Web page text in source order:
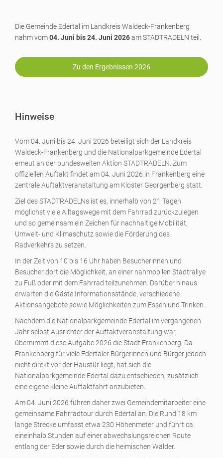
Die Gemeinde Edertal im Landkreis Waldeck-Frankenberg
nahm vom04. Juni bis 24. Juni 2026am STADTRADELN teil.
Zu den Ergebnissen 2026
Hinweise
Vom 04. Juni bis 24. Juni 2026 beteiligt sich der Landkreis
Waldeck-Frankenberg und die Nationalparkgemeinde Edertal
erneut an der bundesweiten Aktion STADTRADELN. Zum
offiziellen Auftakt findet am 04. Juni 2026 in Frankenberg eine
zentrale Auftaktveranstaltung am Kloster Georgenberg statt.
Ziel des STADTRADELNs ist es, innerhalb von 21 Tagen
möglichst viele Alltagswege mit dem Fahrrad zurückzulegen
und so gemeinsam ein Zeichen für nachhaltige Mobilität,
Umwelt- und Klimaschutz sowie die Förderung des
Radverkehrs zu setzen.
In der Zeit von 10 bis 16 Uhr haben Besucherinnen und
Besucher dort die Möglichkeit, an einer nahmobilen Stadtrallye
zu Fuß oder mit dem Fahrrad teilzunehmen. Darüber hinaus
erwarten die Gäste Informationsstände, verschiedene
Aktionsangebote sowie Möglichkeiten zum Essen und Trinken.
Nachdem die Nationalparkgemeinde Edertal im vergangenen
Jahr selbst Ausrichter der Auftaktveranstaltung war,
übernimmt diese Aufgabe 2026 die Stadt Frankenberg. Da
Frankenberg für viele Edertaler Bürgerinnen und Bürger jedoch
nicht direkt vor der Haustür liegt, hat sich die
Nationalparkgemeinde Edertal dazu entschieden, zusätzlich
eine eigene kleine Auftaktfahrt anzubieten.
Am 04. Juni 2026 führen daher zwei Gemeindemitarbeiter eine
gemeinsame Fahrradtour durch Edertal an. Die Rund 18 km
lange Strecke umfasst etwa 230 Höhenmeter und führt ca.
eineinhalb Stunden auf einer abwechslungsreichen Route
entlang der Eder sowie durch die heimischen Wälder.